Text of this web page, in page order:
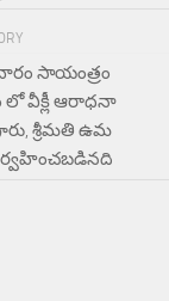
సాయంత్రం
లో వీక్లీ ఆరాధనా
శ్రీమతి ఉమ